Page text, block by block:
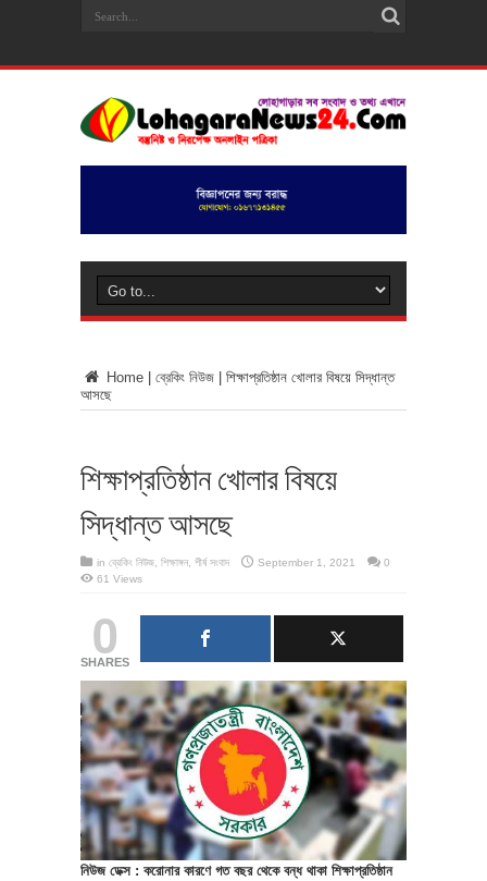
Home | ব্রেকিং নিউজ | শিক্ষাপ্রতিষ্ঠান খোলার বিষয়ে সিদ্ধান্ত
আসছে
শিক্ষাপ্রতিষ্ঠান খোলার বিষয়ে
সিদ্ধান্ত আসছে
in ব্রেকিং নিউজ শিক্ষাঙ্গন শীর্ষ সংবাদ September 1, 2021
0
61 Views
0
SHARES
নিউজ ডেক্স : করোনার কারণে গত বছর থেকে বন্ধ থাকা শিক্ষাপ্রতিষ্ঠান